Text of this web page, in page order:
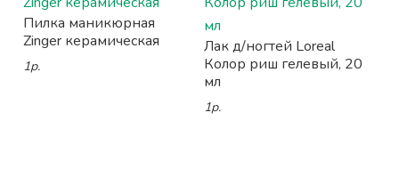
Пилка маникюрная
Zinger керамическая
1р.
Лак д/ногтей Loreal
Колор риш гелевый, 20
мл
1р.